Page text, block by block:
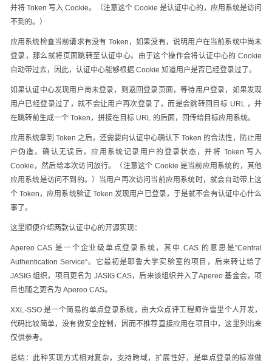
并将 Token 写入 Cookie。（注意这个 Cookie 是认证中心的，应用系统是访问
不到的。）
应用系统检查当前请求有没有 Token，如果没有，说明用户在当前系统中尚未
登录，那么就将页面跳转至认证中心。由于这个操作会将认证中心的 Cookie
自动带过去，因此，认证中心能够根据 Cookie 知道用户是否已经登录过了。
如果认证中心发现用户尚未登录，则返回登录页面，等待用户登录，如果发现
用户已经登录过了，就不会让用户再次登录了，而是会跳转回目标 URL ，并
在跳转前生成一个 Token，拼接在目标 URL 的后面，回传给目标应用系统。
应用系统拿到 Token 之后，还需要向认证中心确认下 Token 的合法性，防止用
户伪造。确认无误后，应用系统记录用户的登录状态，并将 Token 写入
Cookie，然后给本次访问放行。（注意这个 Cookie 是当前应用系统的，其他
应用系统是访问不到的。）当用户再次访问当前应用系统时，就会自动带上这
个 Token，应用系统验证 Token 发现用户已登录，于是就不会有认证中心什么
事了。
这里顺便介绍两款认证中心的开源实现：
Apereo CAS 是一个企业级单点登录系统，其中 CAS 的意思是”Central
Authentication Service“。它最初是耶鲁大学实验室的项目，后来转让给了
JASIG 组织，项目更名为 JASIG CAS，后来该组织并入了Apereo 基金会，项
目也随之更名为 Apereo CAS。
XXL-SSO 是一个简易的单点登录系统，由大众点评工程师许雪里个人开发，
代码比较简单，没有做安全控制，因而不推荐直接应用在项目中，这里列出来
仅供参考。
总结：此种实现方式相对复杂，支持跨域，扩展性好，是单点登录的标准做